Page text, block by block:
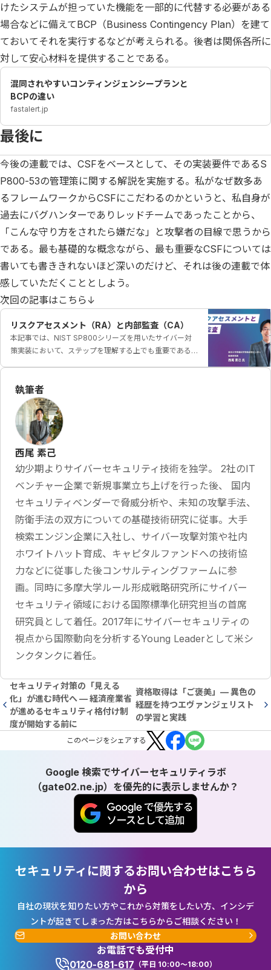
けたシステムが担っていた機能を一部的に代替する必要がある
場合などに備えてBCP（Business Contingency Plan）を建て
ておいてそれを実行するなどが考えられる。後者は関係各所に
対して安心材料を提供することである。
混同されやすいコンティンジェンシープランと
BCPの違い
fastalert.jp
最後に
今後の連載では、CSFをベースとして、その実装要件であるS
P800-53の管理策に関する解説を実施する。私がなぜ数多あ
るフレームワークからCSFにこだわるのかというと、私自身が
過去にバグハンターでありレッドチームであったことから、
「こんな守り方をされたら嫌だな」と攻撃者の目線で思うから
である。最も基礎的な概念ながら、最も重要なCSFについては
書いても書ききれないほど深いのだけど、それは後の連載で体
感していただくこととしよう。
次回の記事はこちら↓
リスクアセスメント（RA）と内部監査（CA）
本記事では、NIST SP800シリーズを用いたサイバー対
策実装において、ステップを理解する上でも重要である
執筆者
西尾 素己
幼少期よりサイバーセキュリティ技術を独学。 2社のIT
ベンチャー企業で新規事業立ち上げを行った後、 国内
セキュリティベンダーで脅威分析や、未知の攻撃手法、
防衛手法の双方についての基礎技術研究に従事。大手
検索エンジン企業に入社し、サイバー攻撃対策や社内
ホワイトハット育成、キャピタルファンドへの技術協
力などに従事した後コンサルティングファームに参
画。同時に多摩大学ルール形成戦略研究所にサイバー
セキュリティ領域における国際標準化研究担当の首席
研究員として着任。2017年にサイバーセキュリティの
視点から国際動向を分析するYoung Leaderとして米シ
ンクタンクに着任。
セキュリティ対策の「見える
化」が進む時代へ — 経済産業省
が進めるセキュリティ格付け制
度が開始する前に
資格取得は「ご褒美」— 異色の
経歴を持つエヴァンジェリスト
の学習と実践
このページをシェアする
Google 検索でサイバーセキュリティラボ
（gate02.ne.jp）を優先的に表示しませんか？
セキュリティに関するお問い合わせはこちら
から
自社の現状を知りたい方やこれから対策をしたい方、インシデ
ントが起きてしまった方はこちらからご相談ください！
お問い合わせ
お電話でも受付中
0120-681-617 （平日 10:00～18:00）